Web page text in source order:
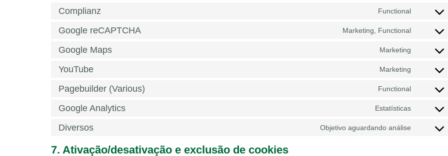
Complianz Functional
Google reCAPTCHA Marketing, Functional
Google Maps Marketing
YouTube Marketing
Pagebuilder (Various) Functional
Google Analytics Estatísticas
Diversos Objetivo aguardando análise
7. Ativação/desativação e exclusão de cookies